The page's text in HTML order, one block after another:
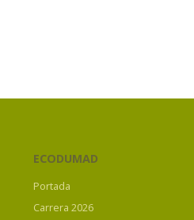
ECODUMAD
Portada
Carrera 2026